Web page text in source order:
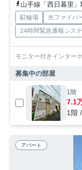
山手線「西日暮里
駐輪場 光ファイバ
24時間緊急通報シス
モニター付きインター
募集中の部屋
1階
7.1
1階
アパート